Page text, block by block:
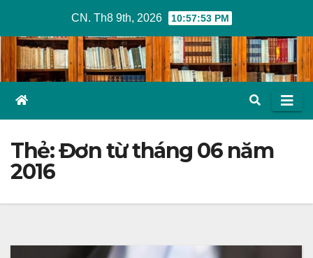
content
CN. Th8 9th, 2026 10:57:53 PM
Thẻ:Đơn từ tháng 06 năm
2016